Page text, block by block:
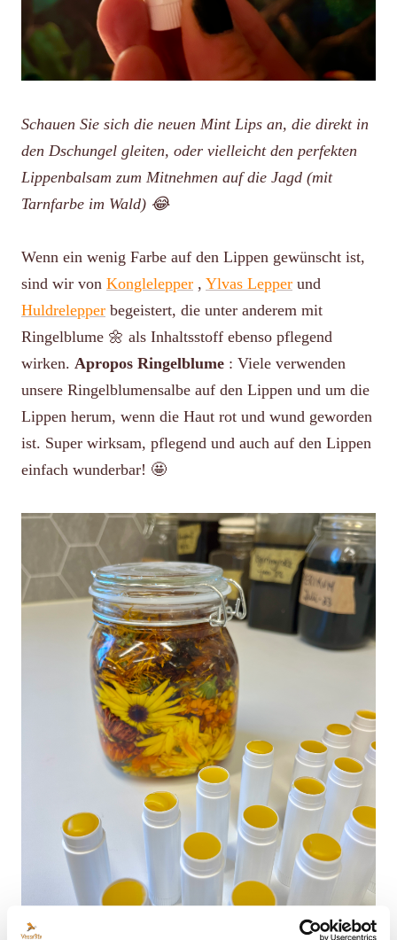
Schauen Sie sich die neuen Mint Lips an, die direkt in
den Dschungel gleiten, oder vielleicht den perfekten
Lippenbalsam zum Mitnehmen auf die Jagd (mit
Tarnfarbe im Wald) 😂
Wenn ein wenig Farbe auf den Lippen gewünscht ist,
sind wir von Konglelepper , Ylvas Lepper und
Huldrelepper begeistert, die unter anderem mit
Ringelblume 🌼 als Inhaltsstoff ebenso pflegend
wirken. Apropos Ringelblume : Viele verwenden
unsere Ringelblumensalbe auf den Lippen und um die
Lippen herum, wenn die Haut rot und wund geworden
ist. Super wirksam, pflegend und auch auf den Lippen
einfach wunderbar! 🤩